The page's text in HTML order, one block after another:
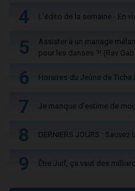
4 L'édito de la semaine - En
5
Assister à un mariage
pour les danses ?! (Rav
6 Horaires du Jeûne de Ticha
7 Je manque d'estime de
8 DERNIERS JOURS :
9 Être Juif, ça vaut des